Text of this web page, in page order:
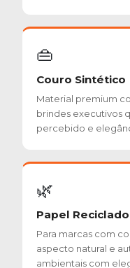
👜
Couro Sintético
Material premium
brindes executivos
percebido e
🌿
Papel Reciclado
Para marcas com
aspecto natural e
ambientais com